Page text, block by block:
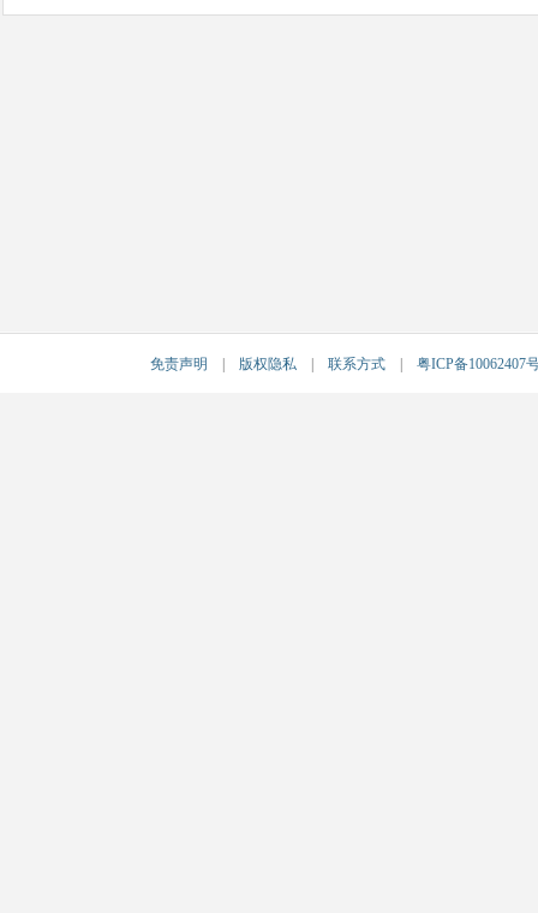
免责声明 版权隐私 联系方式 粤ICP备10062407